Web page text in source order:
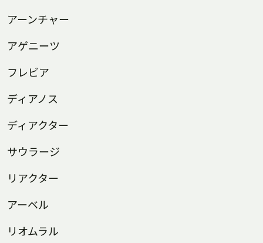
アーンチャー
アゲニーツ
フレビア
ディアノス
ディアクター
サウラージ
リアクター
アーベル
リオムラル